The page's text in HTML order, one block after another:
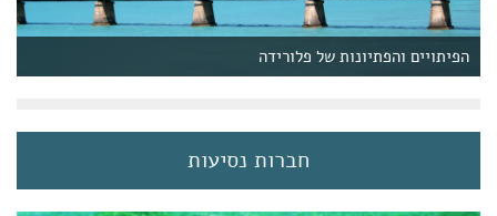
הפיתויים והפתיונות של פלורידה
חברות נסיעות